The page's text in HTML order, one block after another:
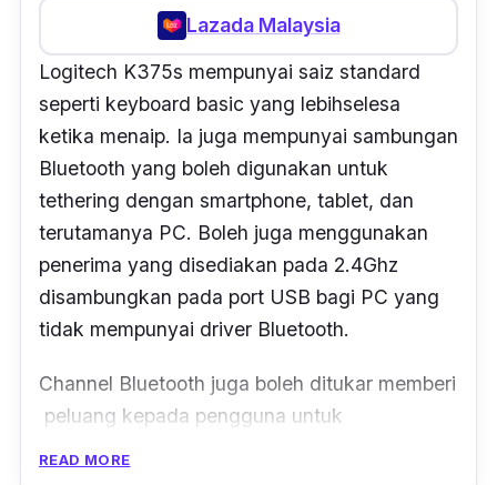
Lazada Malaysia
Logitech K375s mempunyai saiz standard
seperti keyboard basic yang lebihselesa
ketika menaip. Ia juga mempunyai sambungan
Bluetooth yang boleh digunakan untuk
tethering dengan smartphone, tablet, dan
terutamanya PC. Boleh juga menggunakan
penerima yang disediakan pada 2.4Ghz
disambungkan pada port USB bagi PC yang
tidak mempunyai driver Bluetooth.
Channel Bluetooth juga boleh ditukar memberi
peluang kepada pengguna untuk
READ MORE